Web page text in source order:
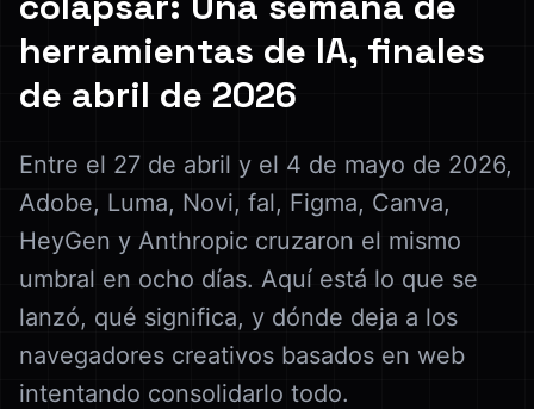
herramientas de IA, finales
de abril de 2026
Entre el 27 de abril y el 4 de mayo de 2026,
Adobe, Luma, Novi, fal, Figma, Canva,
HeyGen y Anthropic cruzaron el mismo
umbral en ocho días. Aquí está lo que se
lanzó, qué significa, y dónde deja a los
navegadores creativos basados en web
intentando consolidarlo todo.